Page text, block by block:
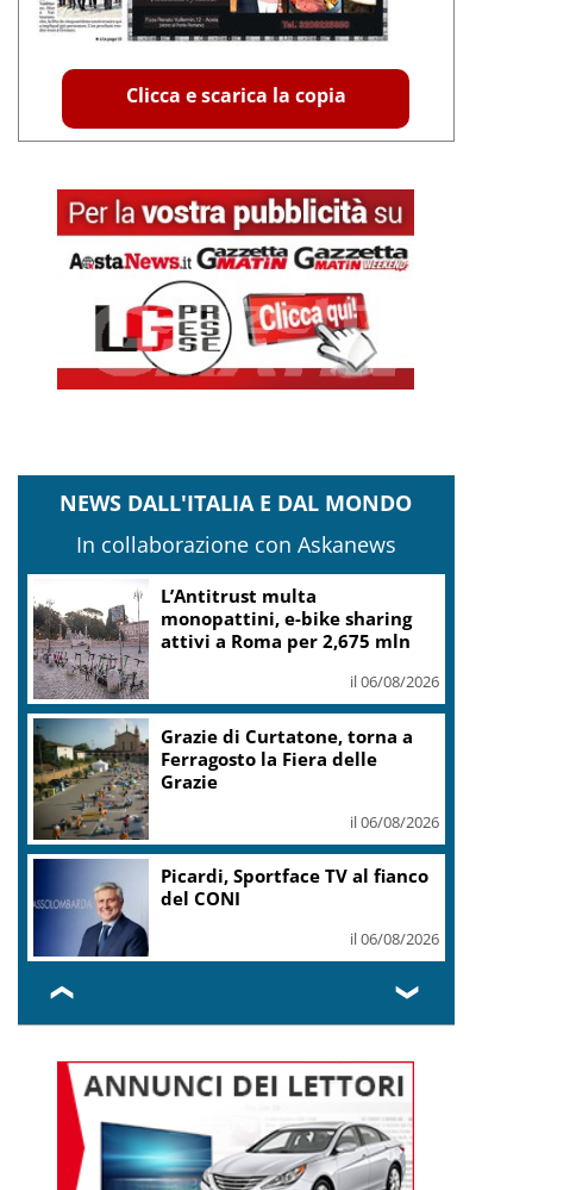
Clicca e scarica la copia
NEWS DALL'ITALIA E DAL MONDO
In collaborazione con Askanews
L’Antitrust multa
monopattini, e-bike sharing
attivi a Roma per 2,675 mln
il 06/08/2026
Grazie di Curtatone, torna a
Ferragosto la Fiera delle
Grazie
il 06/08/2026
Picardi, Sportface TV al fianco
del CONI
il 06/08/2026
❮ ❯